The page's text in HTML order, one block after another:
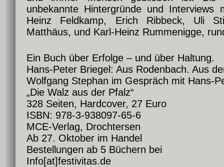
unbekannte Hintergründe und Interviews
Heinz Feldkamp, Erich Ribbeck, Uli
Matthäus, und Karl-Heinz Rummenigge,
Ein Buch über Erfolge – und über Haltung.
Hans-Peter Briegel: Aus Rodenbach. Aus
Wolfgang Stephan im Gespräch mit Hans-
„Die Walz aus der Pfalz“
328 Seiten, Hardcover, 27 Euro
ISBN: 978-3-938097-65-6
MCE-Verlag, Drochtersen
Ab 27. Oktober im Handel
Bestellungen ab 5 Büchern bei
Info[at]festivitas.de